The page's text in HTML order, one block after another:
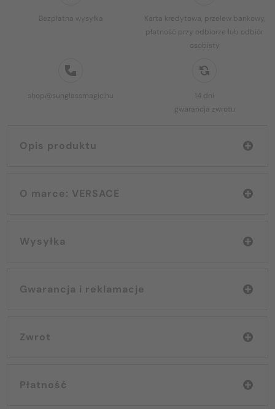
Bezpłatna wysyłka
Karta kredytowa, przelew bankowy,
płatność przy odbiorze lub odbiór
osobisty
shop@sunglassmagic.hu
14 dni
gwarancja zwrotu
Opis produktu
O marce: VERSACE
Wysyłka
Gwarancja i reklamacje
Zwrot
Płatność